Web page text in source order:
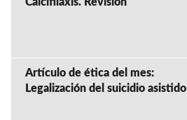
Artículo de ética del mes:
Legalización del suicidio asistido